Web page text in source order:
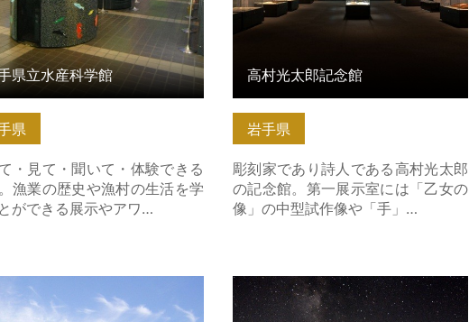
県
・見て・聞いて・体験できる
漁業の歴史や漁村の生活を学
ができる展示やアワ…
県立水産科学館
岩手県
彫刻家であり詩人である高村光太郎
の記念館。第一展示室には「乙女の
像」の中型試作像や「手」…
高村光太郎記念館
高原風力発電所 の詳細はこち
夏の星空観察会 の詳細はこちら